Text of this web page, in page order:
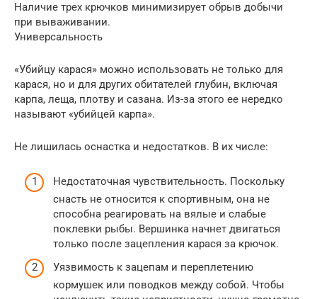
Наличие трех крючков минимизирует обрыв добычи
при вываживании.
Универсальность
«Убийцу карася» можно использовать не только для
карася, но и для других обитателей глубин, включая
карпа, леща, плотву и сазана. Из-за этого ее нередко
называют «убийцей карпа».
Не лишилась оснастка и недостатков. В их числе:
Недостаточная чувствительность. Поскольку
снасть не относится к спортивным, она не
способна реагировать на вялые и слабые
поклевки рыбы. Вершинка начнет двигаться
только после зацепления карася за крючок.
Уязвимость к зацепам и переплетению
кормушек или поводков между собой. Чтобы